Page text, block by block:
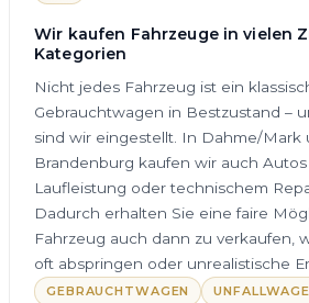
Wir kaufen Fahrzeuge in vielen
Kategorien
Nicht jedes Fahrzeug ist ein
Gebrauchtwagen in Bestzustand –
sind wir eingestellt. In Dahme/Mark
Brandenburg kaufen wir auch
Laufleistung oder technischem
Dadurch erhalten Sie eine faire
Fahrzeug auch dann zu verkaufen,
oft abspringen oder unrealistische
GEBRAUCHTWAGEN